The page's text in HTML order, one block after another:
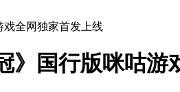
戏全网独家首发上线
》国行版咪咕